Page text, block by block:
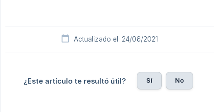
Actualizado el: 24/06/2021
¿Este artículo te resultó útil? Sí No